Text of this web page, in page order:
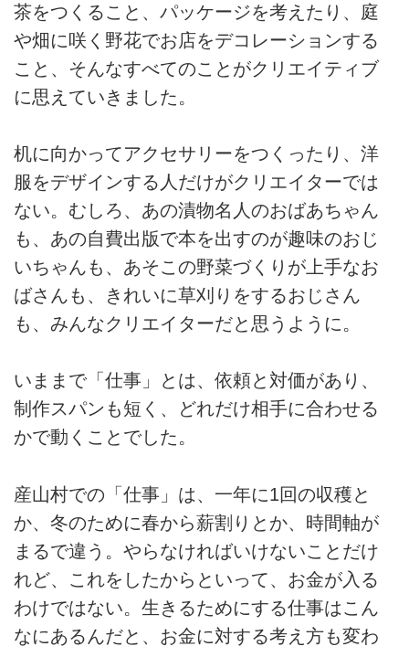
茶をつくること、パッケージを考えたり、庭
や畑に咲く野花でお店をデコレーションする
こと、そんなすべてのことがクリエイティブ
に思えていきました。
机に向かってアクセサリーをつくったり、洋
服をデザインする人だけがクリエイターでは
ない。むしろ、あの漬物名人のおばあちゃん
も、あの自費出版で本を出すのが趣味のおじ
いちゃんも、あそこの野菜づくりが上手なお
ばさんも、きれいに草刈りをするおじさん
も、みんなクリエイターだと思うように。
いままで「仕事」とは、依頼と対価があり、
制作スパンも短く、どれだけ相手に合わせる
かで動くことでした。
産山村での「仕事」は、一年に1回の収穫と
か、冬のために春から薪割りとか、時間軸が
まるで違う。やらなければいけないことだけ
れど、これをしたからといって、お金が入る
わけではない。生きるためにする仕事はこん
なにあるんだと、お金に対する考え方も変わ